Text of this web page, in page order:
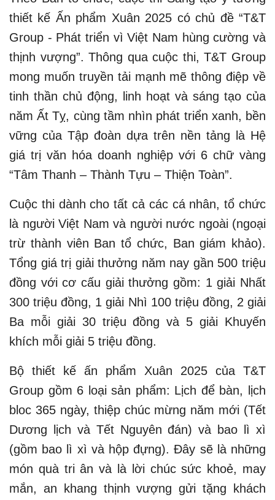
thiết kế Ấn phẩm Xuân 2025 có chủ đề “T&T
Group - Phát triển vì Việt Nam hùng cường và
thịnh vượng”. Thông qua cuộc thi, T&T Group
mong muốn truyền tải mạnh mẽ thông điệp về
tinh thần chủ động, linh hoạt và sáng tạo của
năm Ất Tỵ, cùng tầm nhìn phát triển xanh, bền
vững của Tập đoàn dựa trên nền tảng là Hệ
giá trị văn hóa doanh nghiệp với 6 chữ vàng
“Tâm Thanh – Thành Tựu – Thiện Toàn”.
Cuộc thi dành cho tất cả các cá nhân, tổ chức
là người Việt Nam và người nước ngoài (ngoại
trừ thành viên Ban tổ chức, Ban giám khảo).
Tổng giá trị giải thưởng năm nay gần 500 triệu
đồng với cơ cấu giải thưởng gồm: 1 giải Nhất
300 triệu đồng, 1 giải Nhì 100 triệu đồng, 2 giải
Ba mỗi giải 30 triệu đồng và 5 giải Khuyến
khích mỗi giải 5 triệu đồng.
Bộ thiết kế ấn phẩm Xuân 2025 của T&T
Group gồm 6 loại sản phẩm: Lịch để bàn, lịch
bloc 365 ngày, thiệp chúc mừng năm mới (Tết
Dương lịch và Tết Nguyên đán) và bao lì xì
(gồm bao lì xì và hộp đựng). Đây sẽ là những
món quà tri ân và là lời chúc sức khoẻ, may
mắn, an khang thịnh vượng gửi tặng khách